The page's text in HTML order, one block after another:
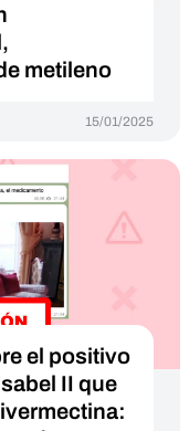
metileno
15/01/2025
el positivo
II que